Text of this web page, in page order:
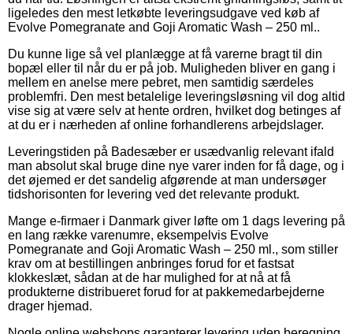
ligeledes den mest letkøbte leveringsudgave ved køb af
Evolve Pomegranate and Goji Aromatic Wash – 250 ml..
Du kunne lige så vel planlægge at få varerne bragt til din
bopæl eller til når du er på job. Muligheden bliver en gang i
mellem en anelse mere pebret, men samtidig særdeles
problemfri. Den mest betalelige leveringsløsning vil dog altid
vise sig at være selv at hente ordren, hvilket dog betinges af
at du er i nærheden af online forhandlerens arbejdslager.
Leveringstiden på Badesæber er usædvanlig relevant ifald
man absolut skal bruge dine nye varer inden for få dage, og i
det øjemed er det sandelig afgørende at man undersøger
tidshorisonten for levering ved det relevante produkt.
Mange e-firmaer i Danmark giver løfte om 1 dags levering på
en lang række varenumre, eksempelvis Evolve
Pomegranate and Goji Aromatic Wash – 250 ml., som stiller
krav om at bestillingen anbringes forud for et fastsat
klokkeslæt, sådan at de har mulighed for at nå at få
produkterne distribueret forud for at pakkemedarbejderne
drager hjemad.